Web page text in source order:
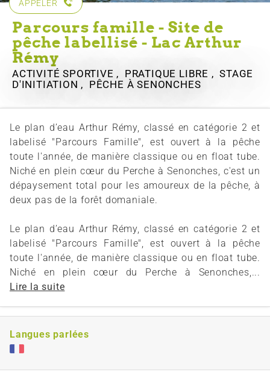
APPELER
Parcours famille - Site de
pêche labellisé - Lac Arthur
Rémy
ACTIVITÉ SPORTIVE , PRATIQUE LIBRE , STAGE
D'INITIATION , PÊCHE À SENONCHES
Le plan d’eau Arthur Rémy, classé en catégorie 2 et
labelisé "Parcours Famille", est ouvert à la pêche
toute l'année, de manière classique ou en float tube.
Niché en plein cœur du Perche à Senonches, c'est un
dépaysement total pour les amoureux de la pêche, à
deux pas de la forêt domaniale.
Le plan d’eau Arthur Rémy, classé en catégorie 2 et
labelisé "Parcours Famille", est ouvert à la pêche
toute l'année, de manière classique ou en float tube.
Niché en plein cœur du Perche à Senonches,...
Lire la suite
Langues parlées